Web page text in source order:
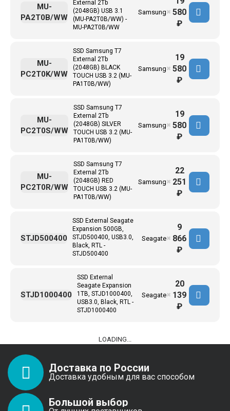
External 2Tb
(2048GB) USB 3.1
(MU-PA2T0B/WW) -
MU-PA2T0B/WW
Samsung
MU-
PA2T0B/WW
✖ 580
₽
SSD Samsung T7
External 2Tb
(2048GB) BLACK
TOUCH USB 3.2 (MU-
PA1T0B/WW)
Samsung
MU-
PC2T0K/WW
✖
19
580
₽
SSD Samsung T7
External 2Tb
(2048GB) SILVER
TOUCH USB 3.2 (MU-
PA1T0B/WW)
Samsung
MU-
PC2T0S/WW
✖
19
580
₽
SSD Samsung T7
External 2Tb
(2048GB) RED
TOUCH USB 3.2 (MU-
PA1T0B/WW)
Samsung
MU-
PC2T0R/WW
✖
22
251
₽
SSD External Seagate
Expansion 500GB,
STJD500400, USB3.0,
Black, RTL -
STJD500400
Seagate
STJD500400 ✖
9
866
₽
SSD External
Seagate Expansion
1TB, STJD1000400,
USB3.0, Black, RTL -
STJD1000400
Seagate
STJD1000400 ✖
20
139
₽
LOADING...
Доставка по России
Доставка удобным для вас способом
Большой выбор